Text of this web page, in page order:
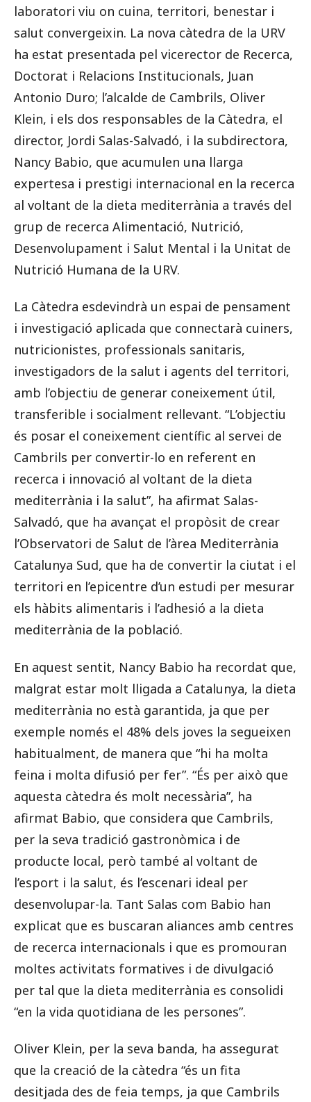
laboratori viu on cuina, territori, benestar i
salut convergeixin. La nova càtedra de la URV
ha estat presentada pel vicerector de Recerca,
Doctorat i Relacions Institucionals, Juan
Antonio Duro; l’alcalde de Cambrils, Oliver
Klein, i els dos responsables de la Càtedra, el
director, Jordi Salas-Salvadó, i la subdirectora,
Nancy Babio, que acumulen una llarga
expertesa i prestigi internacional en la recerca
al voltant de la dieta mediterrània a través del
grup de recerca Alimentació, Nutrició,
Desenvolupament i Salut Mental i la Unitat de
Nutrició Humana de la URV.
La Càtedra esdevindrà un espai de pensament
i investigació aplicada que connectarà cuiners,
nutricionistes, professionals sanitaris,
investigadors de la salut i agents del territori,
amb l’objectiu de generar coneixement útil,
transferible i socialment rellevant. “L’objectiu
és posar el coneixement científic al servei de
Cambrils per convertir-lo en referent en
recerca i innovació al voltant de la dieta
mediterrània i la salut”, ha afirmat Salas-
Salvadó, que ha avançat el propòsit de crear
l’Observatori de Salut de l’àrea Mediterrània
Catalunya Sud, que ha de convertir la ciutat i el
territori en l’epicentre d’un estudi per mesurar
els hàbits alimentaris i l’adhesió a la dieta
mediterrània de la població.
En aquest sentit, Nancy Babio ha recordat que,
malgrat estar molt lligada a Catalunya, la dieta
mediterrània no està garantida, ja que per
exemple només el 48% dels joves la segueixen
habitualment, de manera que “hi ha molta
feina i molta difusió per fer”. “És per això que
aquesta càtedra és molt necessària”, ha
afirmat Babio, que considera que Cambrils,
per la seva tradició gastronòmica i de
producte local, però també al voltant de
l’esport i la salut, és l’escenari ideal per
desenvolupar-la. Tant Salas com Babio han
explicat que es buscaran aliances amb centres
de recerca internacionals i que es promouran
moltes activitats formatives i de divulgació
per tal que la dieta mediterrània es consolidi
“en la vida quotidiana de les persones”.
Oliver Klein, per la seva banda, ha assegurat
que la creació de la càtedra “és un fita
desitjada des de feia temps, ja que Cambrils